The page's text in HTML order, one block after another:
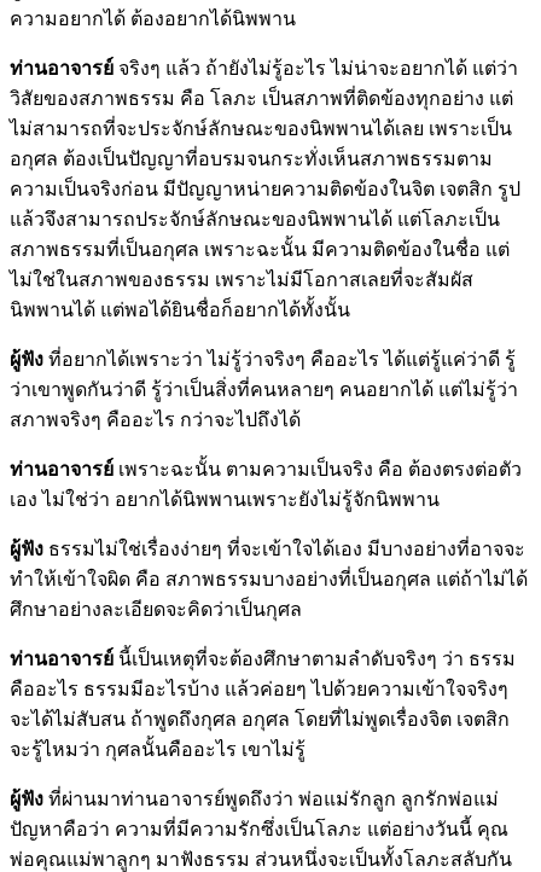
ความอยากได้ ต้องอยากได้นิพพาน
ท่านอาจารย์ จริงๆ แล้ว ถ้ายังไม่รู้อะไร ไม่น่าจะอยากได้ แต่ว่า
วิสัยของสภาพธรรม คือ โลภะ เป็นสภาพที่ติดข้องทุกอย่าง แต่
ไม่สามารถที่จะประจักษ์ลักษณะของนิพพานได้เลย เพราะเป็น
อกุศล ต้องเป็นปัญญาที่อบรมจนกระทั่งเห็นสภาพธรรมตาม
ความเป็นจริงก่อน มีปัญญาหน่ายความติดข้องในจิต เจตสิก รูป
แล้วจึงสามารถประจักษ์ลักษณะของนิพพานได้ แต่โลภะเป็น
สภาพธรรมที่เป็นอกุศล เพราะฉะนั้น มีความติดข้องในชื่อ แต่
ไม่ใช่ในสภาพของธรรม เพราะไม่มีโอกาสเลยที่จะสัมผัส
นิพพานได้ แต่พอได้ยินชื่อก็อยากได้ทั้งนั้น
ผู้ฟัง ที่อยากได้เพราะว่า ไม่รู้ว่าจริงๆ คืออะไร ได้แต่รู้แค่ว่าดี รู้
ว่าเขาพูดกันว่าดี รู้ว่าเป็นสิ่งที่คนหลายๆ คนอยากได้ แต่ไม่รู้ว่า
สภาพจริงๆ คืออะไร กว่าจะไปถึงได้
ท่านอาจารย์ เพราะฉะนั้น ตามความเป็นจริง คือ ต้องตรงต่อตัว
เอง ไม่ใช่ว่า อยากได้นิพพานเพราะยังไม่รู้จักนิพพาน
ผู้ฟัง ธรรมไม่ใช่เรื่องง่ายๆ ที่จะเข้าใจได้เอง มีบางอย่างที่อาจจะ
ทำให้เข้าใจผิด คือ สภาพธรรมบางอย่างที่เป็นอกุศล แต่ถ้าไม่ได้
ศึกษาอย่างละเอียดจะคิดว่าเป็นกุศล
ท่านอาจารย์ นี้เป็นเหตุที่จะต้องศึกษาตามลำดับจริงๆ ว่า ธรรม
คืออะไร ธรรมมีอะไรบ้าง แล้วค่อยๆ ไปด้วยความเข้าใจจริงๆ
จะได้ไม่สับสน ถ้าพูดถึงกุศล อกุศล โดยที่ไม่พูดเรื่องจิต เจตสิก
จะรู้ไหมว่า กุศลนั้นคืออะไร เขาไม่รู้
ผู้ฟัง ที่ผ่านมาท่านอาจารย์พูดถึงว่า พ่อแม่รักลูก ลูกรักพ่อแม่
ปัญหาคือว่า ความที่มีความรักซึ่งเป็นโลภะ แต่อย่างวันนี้ คุณ
พ่อคุณแม่พาลูกๆ มาฟังธรรม ส่วนหนึ่งจะเป็นทั้งโลภะสลับกัน